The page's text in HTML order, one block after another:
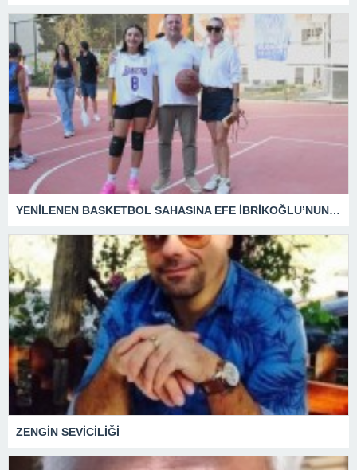
YENİLENEN BASKETBOL SAHASINA EFE İBRİKOĞLU’NUN ADI VERİLDİ
ZENGİN SEVİCİLİĞİ